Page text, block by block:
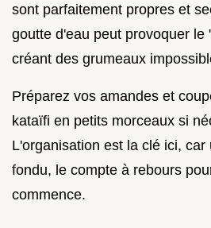
sont parfaitement propres et
goutte d'eau peut provoquer le
créant des grumeaux
Préparez vos amandes et
kataïfi en petits morceaux si
L'organisation est la clé ici,
fondu, le compte à rebours
commence.